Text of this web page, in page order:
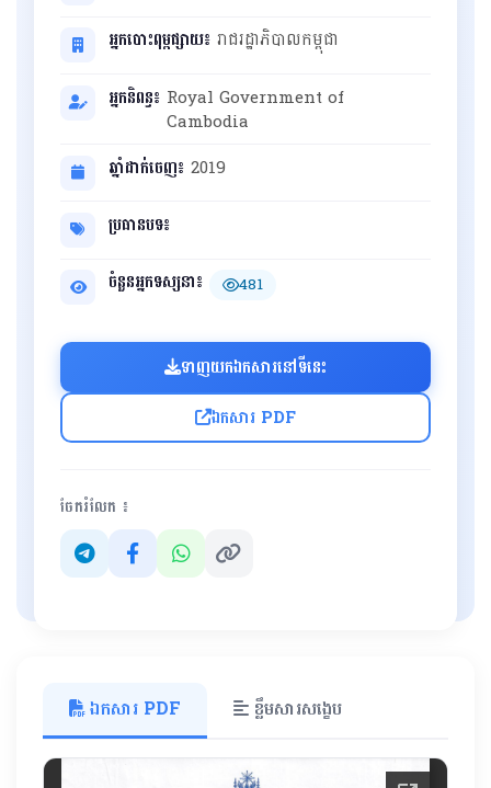
អ្នកបោះពុម្ពផ្សាយ៖ រាជរដ្ឋាភិបាលកម្ពុជា
អ្នកនិពន្ធ៖ Royal Government of
Cambodia
ឆ្នាំដាក់ចេញ៖ 2019
ប្រធានបទ៖
ចំនួនអ្នកទស្សនា៖
481
ទាញយកឯកសារនៅទីនេះ
ឯកសារ PDF
ចែករំលែក ៖
ឯកសារ PDF ខ្លឹមសារសង្ខេប